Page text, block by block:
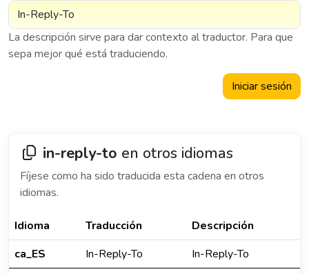
La descripción sirve para dar contexto al traductor. Para que
sepa mejor qué está traduciendo.
Iniciar sesión
in-reply-to en otros idiomas
Fíjese como ha sido traducida esta cadena en otros
idiomas.
Idioma Traducción
Descripción
ca_ES
In-Reply-To
In-Reply-To